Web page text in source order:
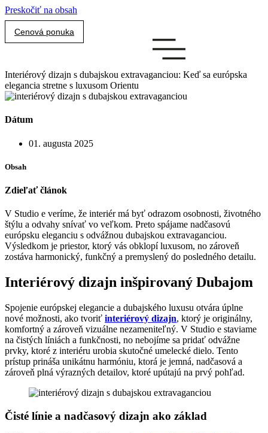
Preskočiť na obsah
Cenová ponuka
Interiérový dizajn s dubajskou extravaganciou: Keď sa európska
elegancia stretne s luxusom Orientu
Dátum
01. augusta 2025
Obsah
Zdieľať článok
V Studio e veríme, že interiér má byť odrazom osobnosti, životného
štýlu a odvahy snívať vo veľkom. Preto spájame nadčasovú
európsku eleganciu s odvážnou dubajskou extravaganciou.
Výsledkom je priestor, ktorý vás obklopí luxusom, no zároveň
zostáva harmonický, funkčný a premyslený do posledného detailu.
Interiérový dizajn inšpirovaný Dubajom
Spojenie európskej elegancie a dubajského luxusu otvára úplne
nové možnosti, ako tvoriť interiérový dizajn, ktorý je originálny,
komfortný a zároveň vizuálne nezameniteľný. V Studio e staviame
na čistých líniách a funkčnosti, no nebojíme sa pridať odvážne
prvky, ktoré z interiéru urobia skutočné umelecké dielo. Tento
prístup prináša unikátnu harmóniu, ktorá je jemná, nadčasová a
zároveň plná výrazných detailov, ktoré upútajú na prvý pohľad.
Čisté línie a nadčasový dizajn ako základ